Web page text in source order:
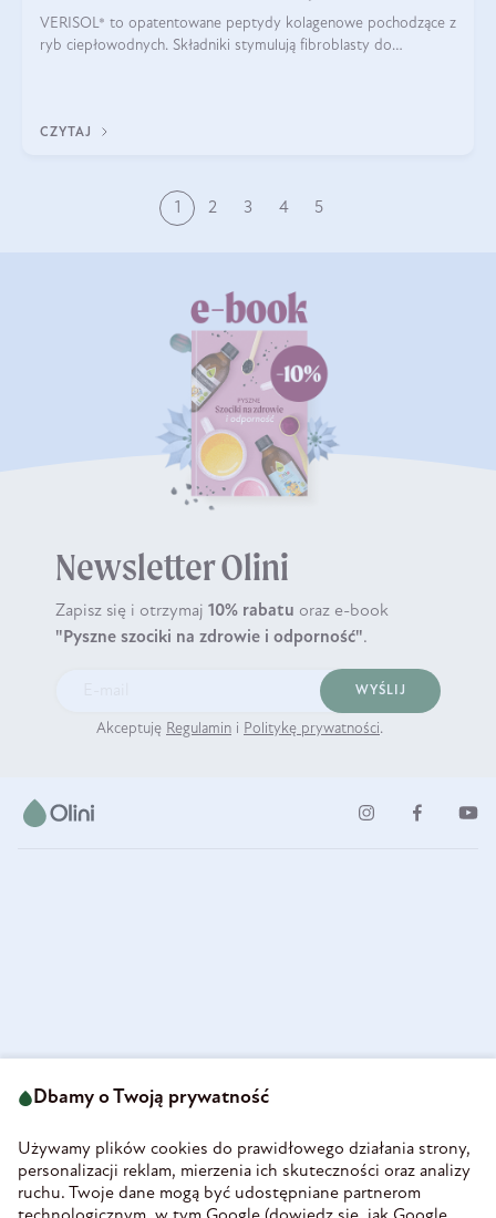
VERISOL® to opatentowane peptydy kolagenowe pochodzące z
ryb ciepłowodnych. Składniki stymulują fibroblasty do
CZYTAJ
1 2 3 4 5
Newsletter Olini
Zapisz się i otrzymaj 10% rabatu oraz e-book
"Pyszne szociki na zdrowie i odporność".
WYŚLIJ
Akceptuję Regulamin i Politykę prywatności.
58-160 Świebodzice
REGON 890213034
INFORMACJE
Dbamy o Twoją prywatność
Używamy plików cookies do prawidłowego działania strony,
personalizacji reklam, mierzenia ich skuteczności oraz analizy
ruchu. Twoje dane mogą być udostępniane partnerom